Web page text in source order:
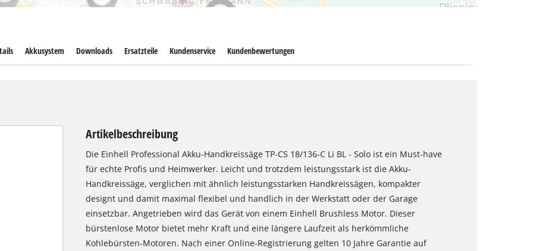
Akkusystem Downloads Ersatzteile Kundenservice Kundenbewertungen
Artikelbeschreibung
Die Einhell Professional Akku-Handkreissäge TP-CS 18/136-C Li BL - Solo ist ein Must-have
für echte Profis und Heimwerker. Leicht und trotzdem leistungsstark ist die Akku-
Handkreissäge, verglichen mit ähnlich leistungsstarken Handkreissägen, kompakter
designt und damit maximal flexibel und handlich in der Werkstatt oder der Garage
einsetzbar. Angetrieben wird das Gerät von einem Einhell Brushless Motor. Dieser
bürstenlose Motor bietet mehr Kraft und eine längere Laufzeit als herkömmliche
Kohlebürsten-Motoren. Nach einer Online-Registrierung gelten 10 Jahre Garantie auf